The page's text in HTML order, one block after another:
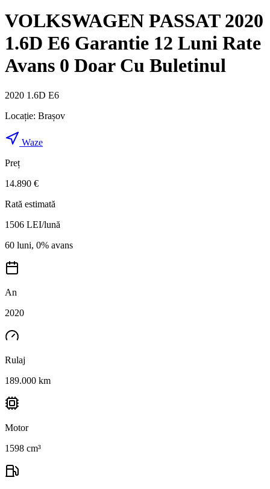
VOLKSWAGEN PASSAT 2020
1.6D E6 Garantie 12 Luni Rate
Avans 0 Doar Cu Buletinul
2020 1.6D E6
Locație: Brașov
Waze
Preț
14.890 €
Rată estimată
1506 LEI/lună
60 luni, 0% avans
An
2020
Rulaj
189.000 km
Motor
1598 cm³